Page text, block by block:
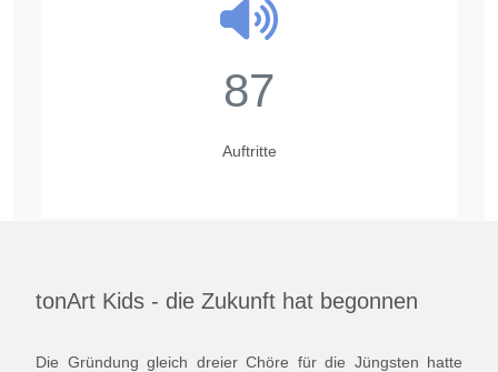
87
Auftritte
tonArt Kids - die Zukunft hat begonnen
Die Gründung gleich dreier Chöre für die Jüngsten hatte